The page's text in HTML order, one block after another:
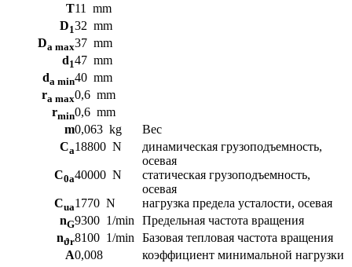
T11
mm
D132 mm
Da max37 mm
d147 mm
da min40 mm
ra max0,6 mm
rmin0,6 mm
m0,063 kg
Вес
Ca18800 N
динамическая грузоподъемность,
осевая
C0a40000 N
статическая грузоподъемность,
осевая
Cua1770 N
нагрузка предела усталости, осевая
nG9300 1/min
Предельная частота вращения
nϑr8100 1/min
Базовая тепловая частота вращения
A0,008 коэффициент минимальной нагрузки